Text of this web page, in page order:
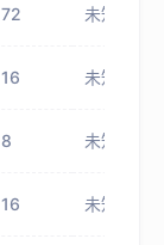
72 未知
16 未知
8 未知
16 未知